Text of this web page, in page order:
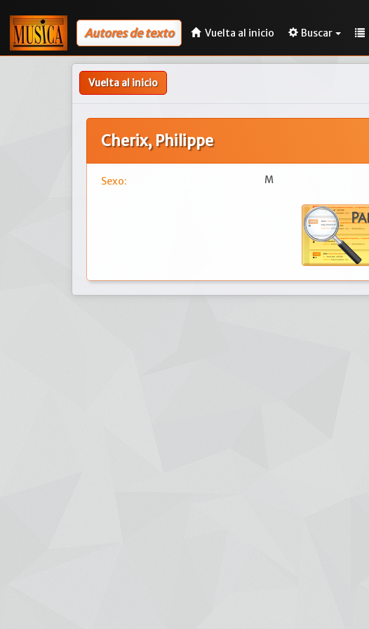
Autores de texto Vuelta al inicio Buscar
Vuelta al inicio
Cherix, Philippe
Sexo: M